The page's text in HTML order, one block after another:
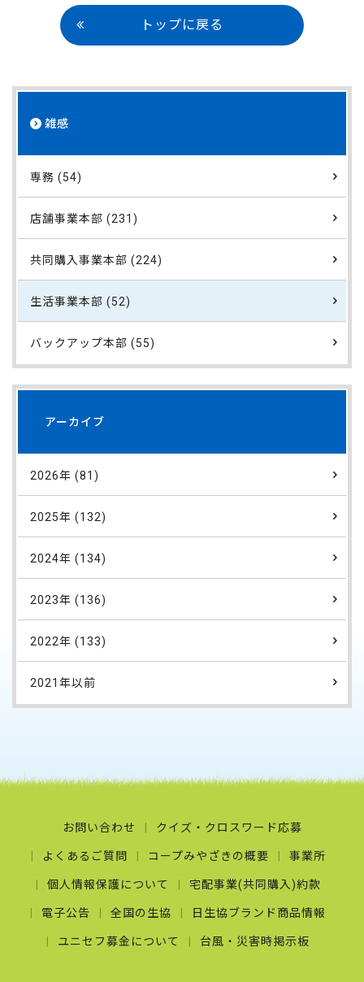
トップに戻る
雑感
専務 (54)
店舗事業本部 (231)
共同購入事業本部 (224)
生活事業本部 (52)
バックアップ本部 (55)
アーカイブ
2026年 (81)
2025年 (132)
2024年 (134)
2023年 (136)
2022年 (133)
2021年以前
お問い合わせ クイズ・クロスワード応募
よくあるご質問 コープみやざきの概要 事業所
個人情報保護について 宅配事業(共同購入)約款
電子公告 全国の生協 日生協ブランド商品情報
ユニセフ募金について 台風・災害時掲示板